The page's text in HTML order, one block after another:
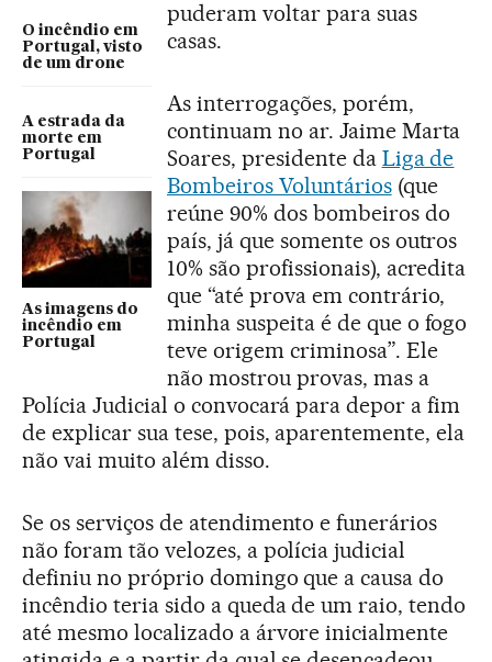
O incêndio em
Portugal, visto
de um drone
A estrada da
morte em
Portugal
As imagens do
incêndio em
Portugal
puderam voltar para suas
casas.
As interrogações, porém,
continuam no ar. Jaime Marta
Soares, presidente da Liga de
Bombeiros Voluntários(que
reúne 90% dos bombeiros do
país, já que somente os outros
10% são profissionais), acredita
que “até prova em contrário,
minha suspeita é de que o fogo
teve origem criminosa”. Ele
não mostrou provas, mas a
Polícia Judicial o convocará para depor a fim
de explicar sua tese, pois, aparentemente, ela
não vai muito além disso.
Se os serviços de atendimento e funerários
não foram tão velozes, a polícia judicial
definiu no próprio domingo que a causa do
incêndio teria sido a queda de um raio, tendo
até mesmo localizado a árvore inicialmente